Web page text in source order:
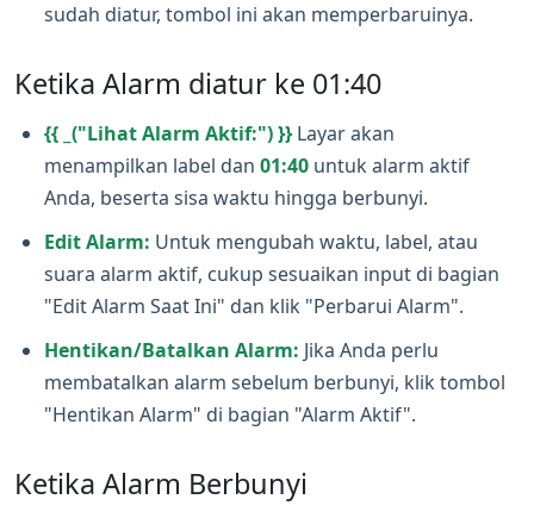
sudah diatur, tombol ini akan memperbaruinya.
Ketika Alarm diatur ke 01:40
{{ _("Lihat Alarm Aktif:") }} Layar akan
menampilkan label dan 01:40 untuk alarm aktif
Anda, beserta sisa waktu hingga berbunyi.
Edit Alarm: Untuk mengubah waktu, label, atau
suara alarm aktif, cukup sesuaikan input di bagian
"Edit Alarm Saat Ini" dan klik "Perbarui Alarm".
Hentikan/Batalkan Alarm: Jika Anda perlu
membatalkan alarm sebelum berbunyi, klik tombol
"Hentikan Alarm" di bagian "Alarm Aktif".
Ketika Alarm Berbunyi